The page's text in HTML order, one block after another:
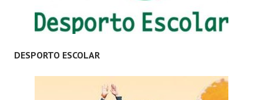
DESPORTO ESCOLAR